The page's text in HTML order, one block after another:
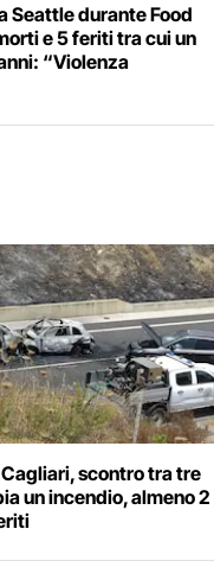
Seattle durante Food
e 5 feriti tra cui un
“Violenza
scontro tra tre
un incendio, almeno 2